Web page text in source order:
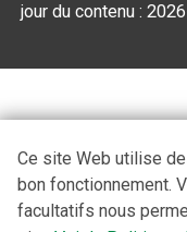
jour du contenu :
Ce site Web utilise
bon fonctionnement.
facultatifs nous